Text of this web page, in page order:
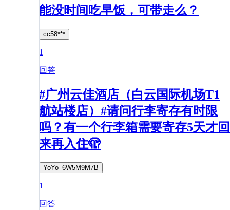
能没时间吃早饭，可带走么？
cc58***
1
回答
#广州云佳酒店（白云国际机场T1
航站楼店）#请问行李寄存有时限
吗？有一个行李箱需要寄存5天才回
来再入住🫣
YoYo_6W5M9M7B
1
回答